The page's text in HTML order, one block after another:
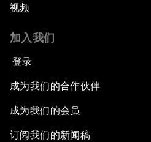
视频
加入我们
登录
成为我们的合作伙伴
成为我们的会员
订阅我们的新闻稿